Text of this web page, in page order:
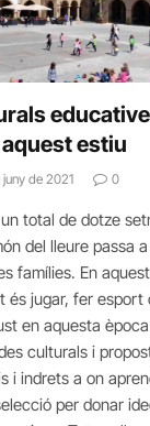
estiu
de 2021 0
total de dotze
del lleure passa
famílies. En
és jugar, fer esport
en aquesta
culturals i
i indrets a on
per donar